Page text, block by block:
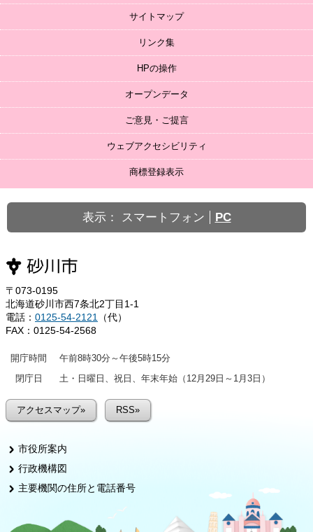
サイトマップ
リンク集
HPの操作
オープンデータ
ご意見・ご提言
ウェブアクセシビリティ
商標登録表示
表示： スマートフォン PC
〒073-0195
北海道砂川市西7条北2丁目1-1
電話： 0125-54-2121
（代）
FAX：0125-54-2568
開庁時間
午前8時30分～午後5時15分
閉庁日
土・日曜日、祝日、年末年始（12月29日～1月3日）
アクセスマップ» RSS»
市役所案内
行政機構図
主要機関の住所と電話番号